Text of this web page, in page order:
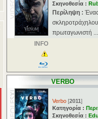
Σκηνοθεσία :
Περίληψη :
πρωταγωνιστή ...
INFO
VERBO
Verbo [2011]
Κατηγορία :
Σκηνοθεσία :